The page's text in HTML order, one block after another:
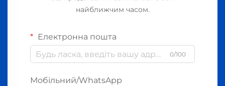
найближчим часом.
Електронна пошта
0/100
Мобільний/WhatsApp